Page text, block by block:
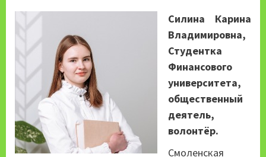
Силина Карина
Владимировна,
Студентка
Финансового
университета,
общественный
деятель,
волонтёр.
Смоленская